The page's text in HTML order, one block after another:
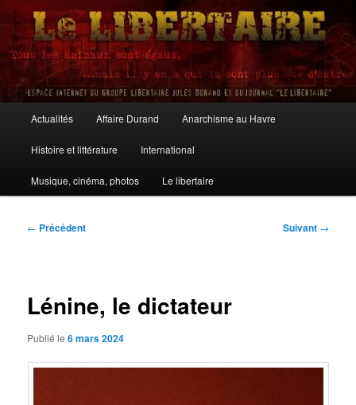
Aller
contenu
principalLe Libertaire
principal
Actualités Affaire Durand Anarchisme au Havre
Histoire et littérature International
Musique, cinéma, photos Le libertaire
Navigation
← Précédent Suivant →
Lénine, le dictateur
Publié le6 mars 2024